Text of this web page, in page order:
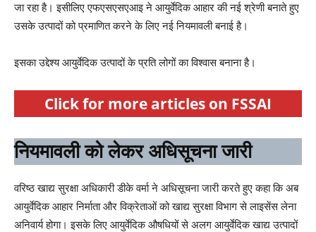
जा रहा है। इसीलिए एफएसएसएआइ ने आयुर्वेदिक आहार की नई श्रेणी बनाते हुए
उसके उत्पादों को प्रमाणित करने के लिए नई नियमावली बनाई है।
इसका उद्देश्य आयुर्वेदिक उत्पादों के प्रति लोगों का विश्वास बनाना है।
Click for more articles on FSSAI
नियमावली को लेकर अधिसूचना जारी
वरिष्ठ खाद्य सुरक्षा अधिकारी डीके वर्मा ने अधिसूचना जारी करते हुए कहा कि अब
आयुर्वेदिक आहार निर्माता और विक्रेताओं को खाद्य सुरक्षा विभाग से लाइसेंस लेना
अनिवार्य होगा। इसके लिए आयुर्वेदिक औषधियों से अलग आयुर्वेदिक खाद्य उत्पादों